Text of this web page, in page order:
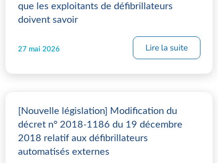
que les exploitants de défibrillateurs
doivent savoir
27 mai 2026 Lire la suite
[Nouvelle législation] Modification du
décret n° 2018-1186 du 19 décembre
2018 relatif aux défibrillateurs
automatisés externes